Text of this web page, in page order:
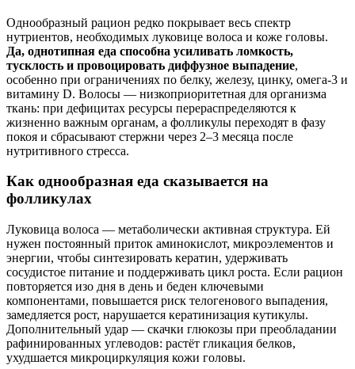
Однообразный рацион редко покрывает весь спектр
нутриентов, необходимых луковице волоса и коже головы.
Да, однотипная еда способна усиливать ломкость,
тусклость и провоцировать диффузное выпадение,
особенно при ограничениях по белку, железу, цинку, омега‑3 и
витамину D. Волосы — низкоприоритетная для организма
ткань: при дефицитах ресурсы перераспределяются к
жизненно важным органам, а фолликулы переходят в фазу
покоя и сбрасывают стержни через 2–3 месяца после
нутритивного стресса.
Как однообразная еда сказывается на
фолликулах
Луковица волоса — метаболически активная структура. Ей
нужен постоянный приток аминокислот, микроэлементов и
энергии, чтобы синтезировать кератин, удерживать
сосудистое питание и поддерживать цикл роста. Если рацион
повторяется изо дня в день и беден ключевыми
компонентами, повышается риск телогенового выпадения,
замедляется рост, нарушается кератинизация кутикулы.
Дополнительный удар — скачки глюкозы при преобладании
рафинированных углеводов: растёт гликация белков,
ухудшается микроциркуляция кожи головы.